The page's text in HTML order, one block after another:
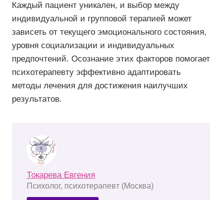
Каждый пациент уникален, и выбор между
индивидуальной и групповой терапией может
зависеть от текущего эмоционального состояния,
уровня социализации и индивидуальных
предпочтений. Осознание этих факторов помогает
психотерапевту эффективно адаптировать
методы лечения для достижения наилучших
результатов.
Токарева Евгения
Психолог, психотерапевт (Москва)